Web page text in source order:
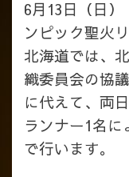
6月13日（日）
ンピック聖火
北海道では、
織委員会の協
に代えて、両
ランナー1名
で行います。